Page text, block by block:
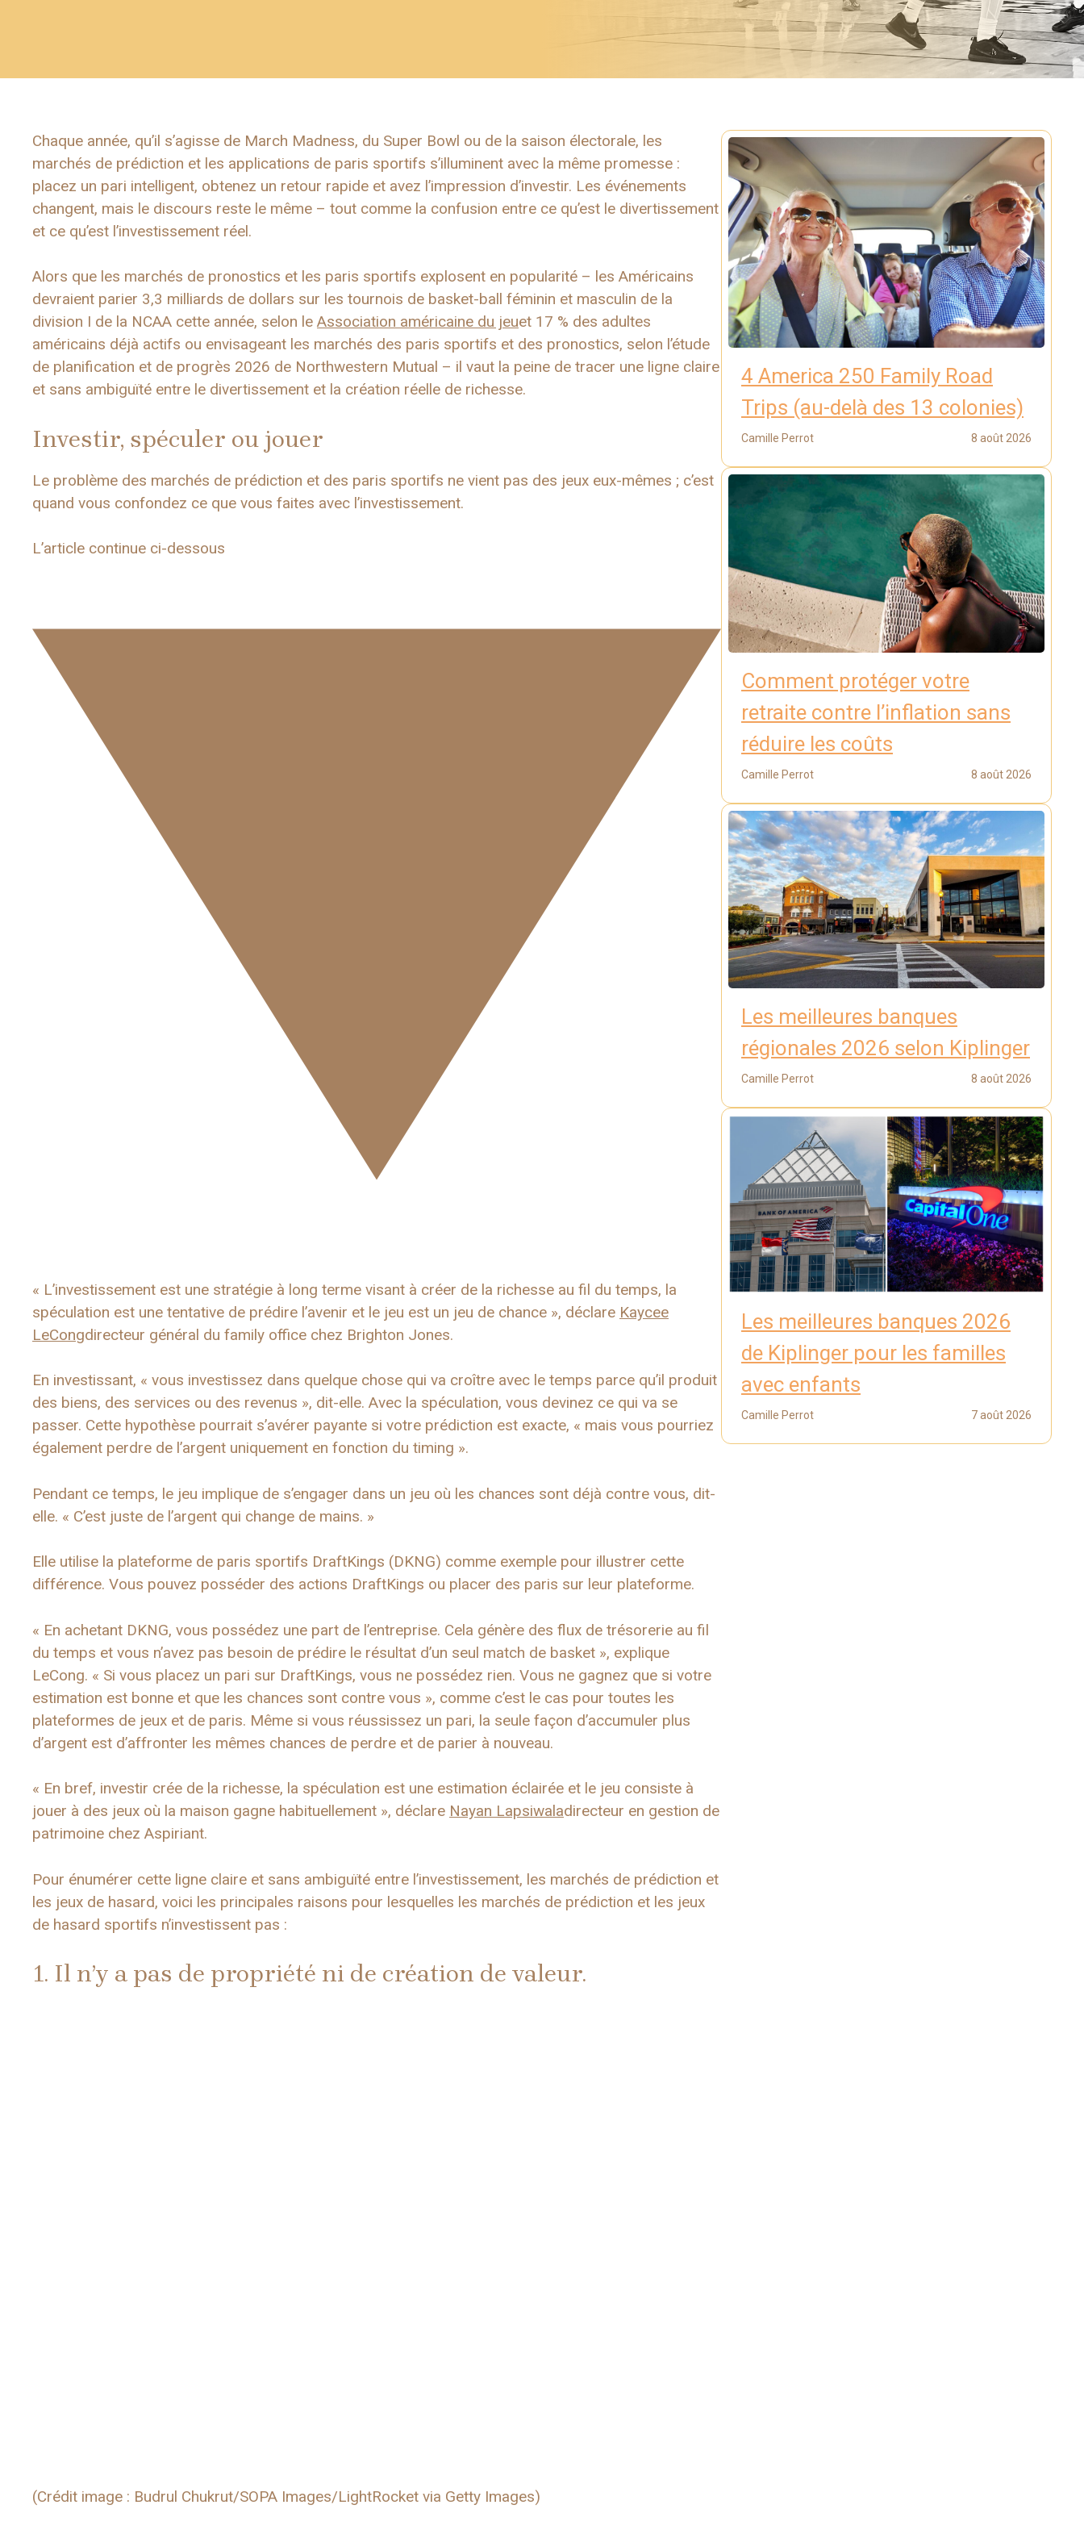
Chaque année, qu’il s’agisse de March Madness, du Super Bowl ou de la saison électorale, les
marchés de prédiction et les applications de paris sportifs s’illuminent avec la même promesse :
placez un pari intelligent, obtenez un retour rapide et avez l’impression d’investir. Les événements
changent, mais le discours reste le même – tout comme la confusion entre ce qu’est le divertissement
et ce qu’est l’investissement réel.
Alors que les marchés de pronostics et les paris sportifs explosent en popularité – les Américains
devraient parier 3,3 milliards de dollars sur les tournois de basket-ball féminin et masculin de la
division I de la NCAA cette année, selon le Association américaine du jeuet 17 % des adultes
américains déjà actifs ou envisageant les marchés des paris sportifs et des pronostics, selon l’étude
de planification et de progrès 2026 de Northwestern Mutual – il vaut la peine de tracer une ligne claire
et sans ambiguïté entre le divertissement et la création réelle de richesse.
Investir, spéculer ou jouer
Le problème des marchés de prédiction et des paris sportifs ne vient pas des jeux eux-mêmes ; c’est
quand vous confondez ce que vous faites avec l’investissement.
L’article continue ci-dessous
« L’investissement est une stratégie à long terme visant à créer de la richesse au fil du temps, la
spéculation est une tentative de prédire l’avenir et le jeu est un jeu de chance », déclare Kaycee
LeCongdirecteur général du family office chez Brighton Jones.
En investissant, « vous investissez dans quelque chose qui va croître avec le temps parce qu’il produit
des biens, des services ou des revenus », dit-elle. Avec la spéculation, vous devinez ce qui va se
passer. Cette hypothèse pourrait s’avérer payante si votre prédiction est exacte, « mais vous pourriez
également perdre de l’argent uniquement en fonction du timing ».
Pendant ce temps, le jeu implique de s’engager dans un jeu où les chances sont déjà contre vous, dit-
elle. « C’est juste de l’argent qui change de mains. »
Elle utilise la plateforme de paris sportifs DraftKings (DKNG) comme exemple pour illustrer cette
différence. Vous pouvez posséder des actions DraftKings ou placer des paris sur leur plateforme.
« En achetant DKNG, vous possédez une part de l’entreprise. Cela génère des flux de trésorerie au fil
du temps et vous n’avez pas besoin de prédire le résultat d’un seul match de basket », explique
LeCong. « Si vous placez un pari sur DraftKings, vous ne possédez rien. Vous ne gagnez que si votre
estimation est bonne et que les chances sont contre vous », comme c’est le cas pour toutes les
plateformes de jeux et de paris. Même si vous réussissez un pari, la seule façon d’accumuler plus
d’argent est d’affronter les mêmes chances de perdre et de parier à nouveau.
« En bref, investir crée de la richesse, la spéculation est une estimation éclairée et le jeu consiste à
jouer à des jeux où la maison gagne habituellement », déclare Nayan Lapsiwaladirecteur en gestion de
patrimoine chez Aspiriant.
Pour énumérer cette ligne claire et sans ambiguïté entre l’investissement, les marchés de prédiction et
les jeux de hasard, voici les principales raisons pour lesquelles les marchés de prédiction et les jeux
de hasard sportifs n’investissent pas :
1. Il n’y a pas de propriété ni de création de valeur.
(Crédit image : Budrul Chukrut/SOPA Images/LightRocket via Getty Images)
4 America 250 Family Road
Trips (au-delà des 13 colonies)
Camille Perrot 8 août 2026
Comment protéger votre
retraite contre l’inflation sans
réduire les coûts
Camille Perrot 8 août 2026
Les meilleures banques
régionales 2026 selon Kiplinger
Camille Perrot 8 août 2026
Les meilleures banques 2026
de Kiplinger pour les familles
avec enfants
Camille Perrot 7 août 2026